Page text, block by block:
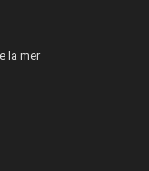
la mer